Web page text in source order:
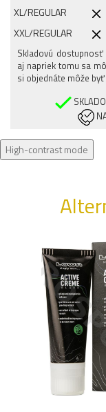
XL/REGULAR
XXL/REGULAR
Skladovú
aj napriek tomu sa
si objednáte môže byť
High-contrast mode